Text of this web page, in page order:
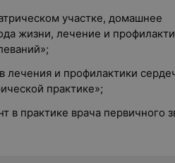
участке, домашнее
жизни, лечение и
лечения и профилактики
практике»;
практике врача первичного